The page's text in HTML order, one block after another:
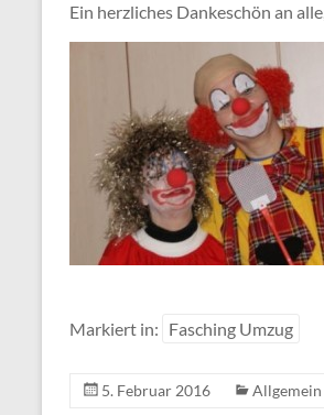
Ein herzliches Dankeschön an
Markiert in: Fasching Umzug
5. Februar 2016 Allgemein